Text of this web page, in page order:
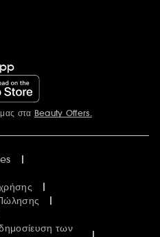
στα Beauty Offers.
των